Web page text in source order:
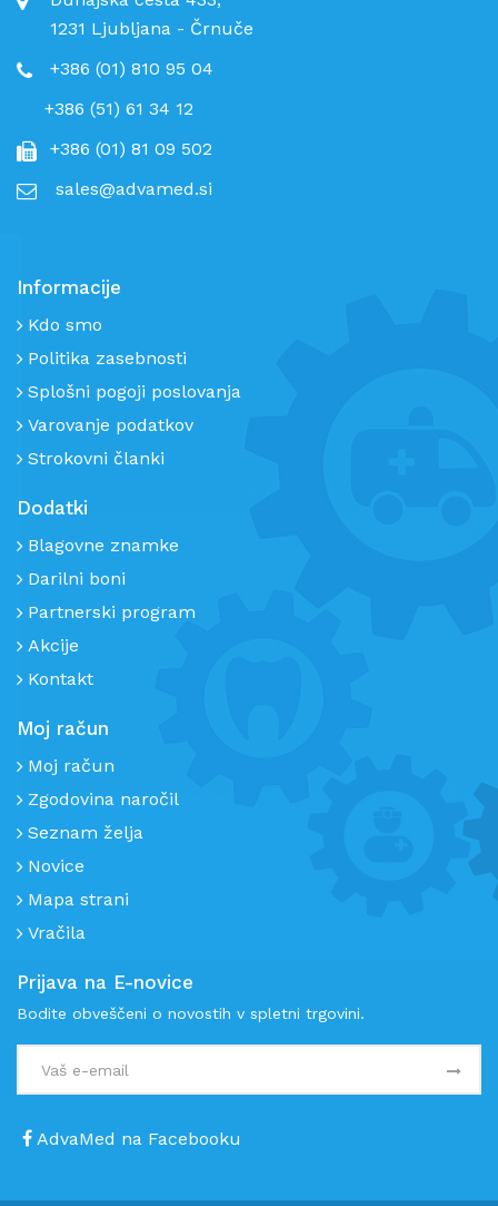
1231 Ljubljana - Črnuče
+386 (01) 810 95 04
+386 (51) 61 34 12
+386 (01) 81 09 502
sales@advamed.si
Informacije
Kdo smo
Politika zasebnosti
Splošni pogoji poslovanja
Varovanje podatkov
Strokovni članki
Dodatki
Blagovne znamke
Darilni boni
Partnerski program
Akcije
Kontakt
Moj račun
Moj račun
Zgodovina naročil
Seznam želja
Novice
Mapa strani
Vračila
Prijava na E-novice
Bodite obveščeni o novostih v spletni trgovini.
AdvaMed na Facebooku